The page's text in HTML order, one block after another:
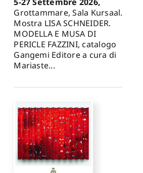
Grottammare, Sala Kursaal.
Mostra LISA SCHNEIDER.
MODELLA E MUSA DI
PERICLE FAZZINI, catalogo
Gangemi Editore a cura di
Mariaste...